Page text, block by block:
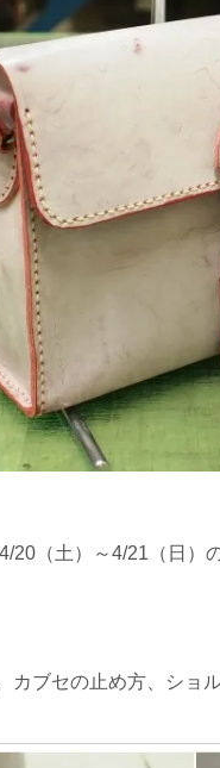
（土）～4/21（日）
ブセの止め方、ショ